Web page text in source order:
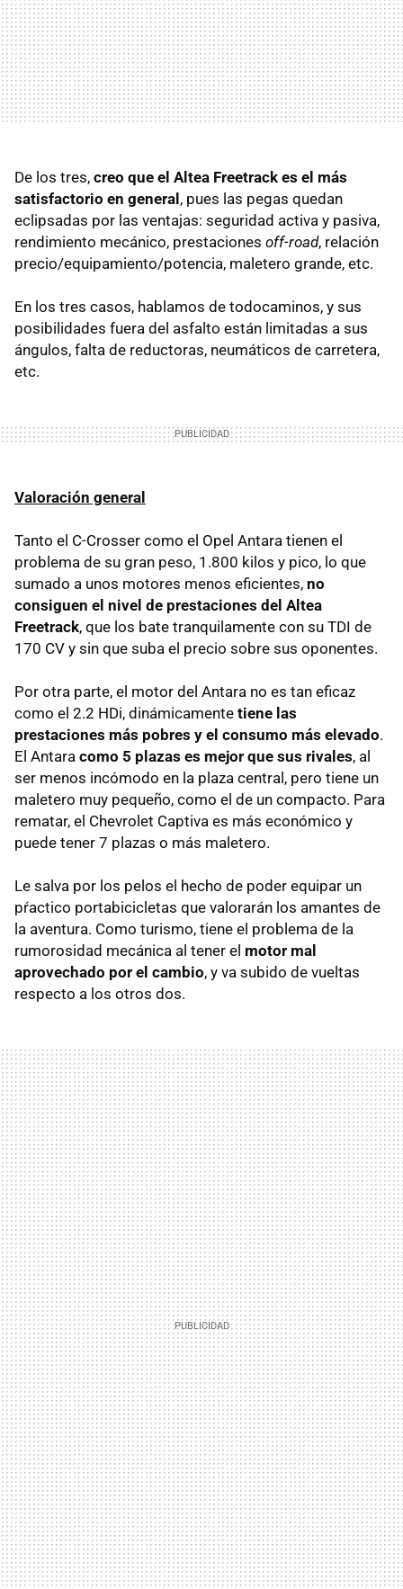
De los tres, creo que el Altea Freetrack es el más
satisfactorio en general , pues las pegas quedan
eclipsadas por las ventajas: seguridad activa y pasiva,
rendimiento mecánico, prestaciones off-road, relación
precio/equipamiento/potencia, maletero grande, etc.
En los tres casos, hablamos de todocaminos, y sus
posibilidades fuera del asfalto están limitadas a sus
ángulos, falta de reductoras, neumáticos de carretera,
etc.
Valoración general
Tanto el C-Crosser como el Opel Antara tienen el
problema de su gran peso, 1.800 kilos y pico, lo que
sumado a unos motores menos eficientes, no
consiguen el nivel de prestaciones del Altea
Freetrack, que los bate tranquilamente con su TDI de
170 CV y sin que suba el precio sobre sus oponentes.
Por otra parte, el motor del Antara no es tan eficaz
como el 2.2 HDi, dinámicamente tiene las
prestaciones más pobres y el consumo más elevado.
El Antara como 5 plazas es mejor que sus rivales, al
ser menos incómodo en la plaza central, pero tiene un
maletero muy pequeño, como el de un compacto. Para
rematar, el Chevrolet Captiva es más económico y
puede tener 7 plazas o más maletero.
Le salva por los pelos el hecho de poder equipar un
pŕactico portabicicletas que valorarán los amantes de
la aventura. Como turismo, tiene el problema de la
rumorosidad mecánica al tener el motor mal
aprovechado por el cambio, y va subido de vueltas
respecto a los otros dos.